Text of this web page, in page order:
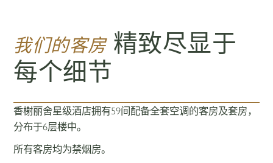
我们的客房 精致尽显于
每个细节
香榭丽舍星级酒店拥有59间配备全套空调的客房及套房，
分布于6层楼中。
所有客房均为禁烟房。